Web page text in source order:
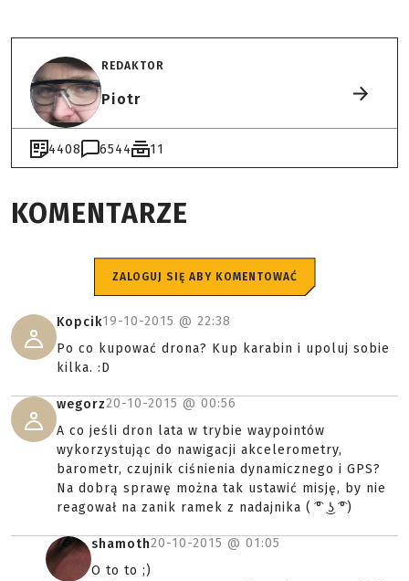
REDAKTOR
Piotr
4408 6544 11
KOMENTARZE
ZALOGUJ SIĘ ABY KOMENTOWAĆ
Kopcik19-10-2015 @ 22:38
Po co kupować drona? Kup karabin i upoluj sobie
kilka. :D
wegorz20-10-2015 @ 00:56
A co jeśli dron lata w trybie waypointów
wykorzystując do nawigacji akcelerometry,
barometr, czujnik ciśnienia dynamicznego i GPS?
Na dobrą sprawę można tak ustawić misję, by nie
reagował na zanik ramek z nadajnika ( ͡° ͜ʖ ͡°)
shamoth20-10-2015 @ 01:05
O to to ;)